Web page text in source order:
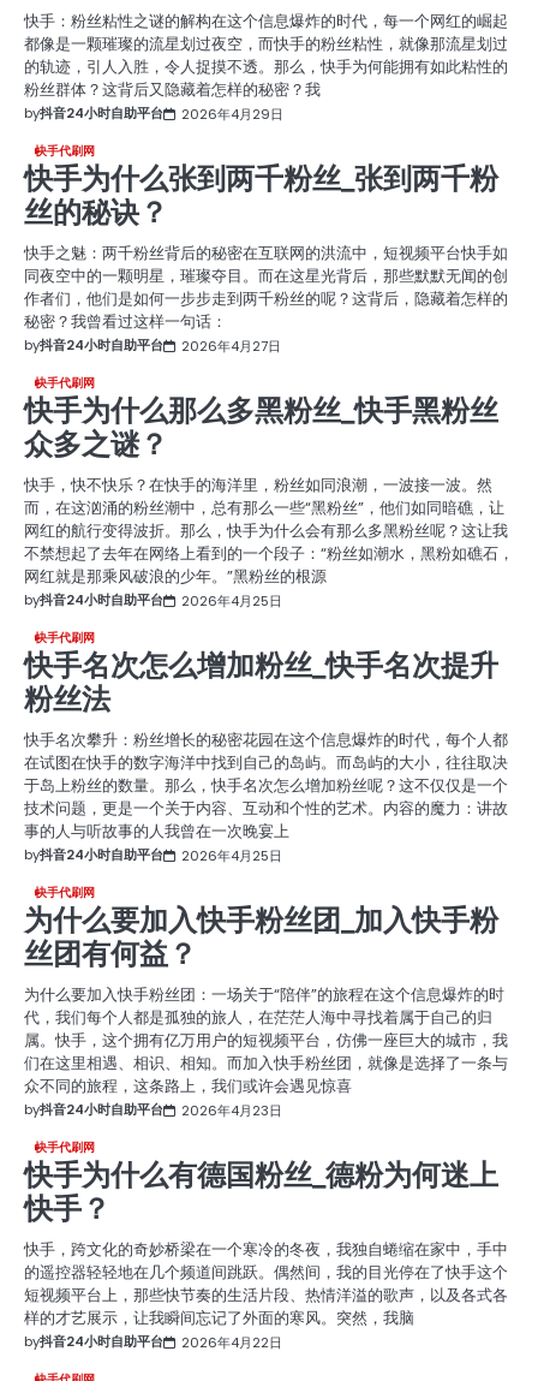
快手：粉丝粘性之谜的解构在这个信息爆炸的时代，每一个网红的崛起
都像是一颗璀璨的流星划过夜空，而快手的粉丝粘性，就像那流星划过
的轨迹，引人入胜，令人捉摸不透。那么，快手为何能拥有如此粘性的
粉丝群体？这背后又隐藏着怎样的秘密？我
by抖音24小时自助平台 2026年4月29日
快手代刷网
快手为什么张到两千粉丝_张到两千粉
丝的秘诀？
快手之魅：两千粉丝背后的秘密在互联网的洪流中，短视频平台快手如
同夜空中的一颗明星，璀璨夺目。而在这星光背后，那些默默无闻的创
作者们，他们是如何一步步走到两千粉丝的呢？这背后，隐藏着怎样的
秘密？我曾看过这样一句话：
by抖音24小时自助平台 2026年4月27日
快手代刷网
快手为什么那么多黑粉丝_快手黑粉丝
众多之谜？
快手，快不快乐？在快手的海洋里，粉丝如同浪潮，一波接一波。然
而，在这汹涌的粉丝潮中，总有那么一些“黑粉丝”，他们如同暗礁，让
网红的航行变得波折。那么，快手为什么会有那么多黑粉丝呢？这让我
不禁想起了去年在网络上看到的一个段子：“粉丝如潮水，黑粉如礁石，
网红就是那乘风破浪的少年。”黑粉丝的根源
by抖音24小时自助平台 2026年4月25日
快手代刷网
快手名次怎么增加粉丝_快手名次提升
粉丝法
快手名次攀升：粉丝增长的秘密花园在这个信息爆炸的时代，每个人都
在试图在快手的数字海洋中找到自己的岛屿。而岛屿的大小，往往取决
于岛上粉丝的数量。那么，快手名次怎么增加粉丝呢？这不仅仅是一个
技术问题，更是一个关于内容、互动和个性的艺术。内容的魔力：讲故
事的人与听故事的人我曾在一次晚宴上
by抖音24小时自助平台 2026年4月25日
快手代刷网
为什么要加入快手粉丝团_加入快手粉
丝团有何益？
为什么要加入快手粉丝团：一场关于“陪伴”的旅程在这个信息爆炸的时
代，我们每个人都是孤独的旅人，在茫茫人海中寻找着属于自己的归
属。快手，这个拥有亿万用户的短视频平台，仿佛一座巨大的城市，我
们在这里相遇、相识、相知。而加入快手粉丝团，就像是选择了一条与
众不同的旅程，这条路上，我们或许会遇见惊喜
by抖音24小时自助平台 2026年4月23日
快手代刷网
快手为什么有德国粉丝_德粉为何迷上
快手？
快手，跨文化的奇妙桥梁在一个寒冷的冬夜，我独自蜷缩在家中，手中
的遥控器轻轻地在几个频道间跳跃。偶然间，我的目光停在了快手这个
短视频平台上，那些快节奏的生活片段、热情洋溢的歌声，以及各式各
样的才艺展示，让我瞬间忘记了外面的寒风。突然，我脑
by抖音24小时自助平台 2026年4月22日